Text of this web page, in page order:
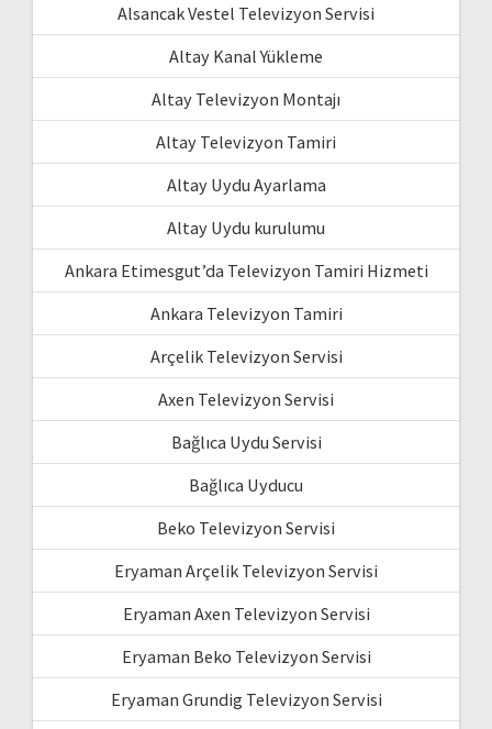
Alsancak Vestel Televizyon Servisi
Altay Kanal Yükleme
Altay Televizyon Montajı
Altay Televizyon Tamiri
Altay Uydu Ayarlama
Altay Uydu kurulumu
Ankara Etimesgut’da Televizyon Tamiri Hizmeti
Ankara Televizyon Tamiri
Arçelik Televizyon Servisi
Axen Televizyon Servisi
Bağlıca Uydu Servisi
Bağlıca Uyducu
Beko Televizyon Servisi
Eryaman Arçelik Televizyon Servisi
Eryaman Axen Televizyon Servisi
Eryaman Beko Televizyon Servisi
Eryaman Grundig Televizyon Servisi